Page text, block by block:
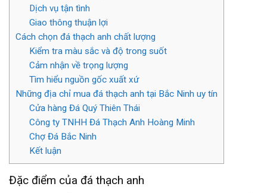
Dịch vụ tận tình
Giao thông thuận lợi
Cách chọn đá thạch anh chất lượng
Kiểm tra màu sắc và độ trong suốt
Cảm nhận về trọng lượng
Tìm hiểu nguồn gốc xuất xứ
Những địa chỉ mua đá thạch anh tại Bắc Ninh uy tín
Cửa hàng Đá Quý Thiên Thái
Công ty TNHH Đá Thạch Anh Hoàng Minh
Chợ Đá Bắc Ninh
Kết luận
Đặc điểm của đá thạch anh